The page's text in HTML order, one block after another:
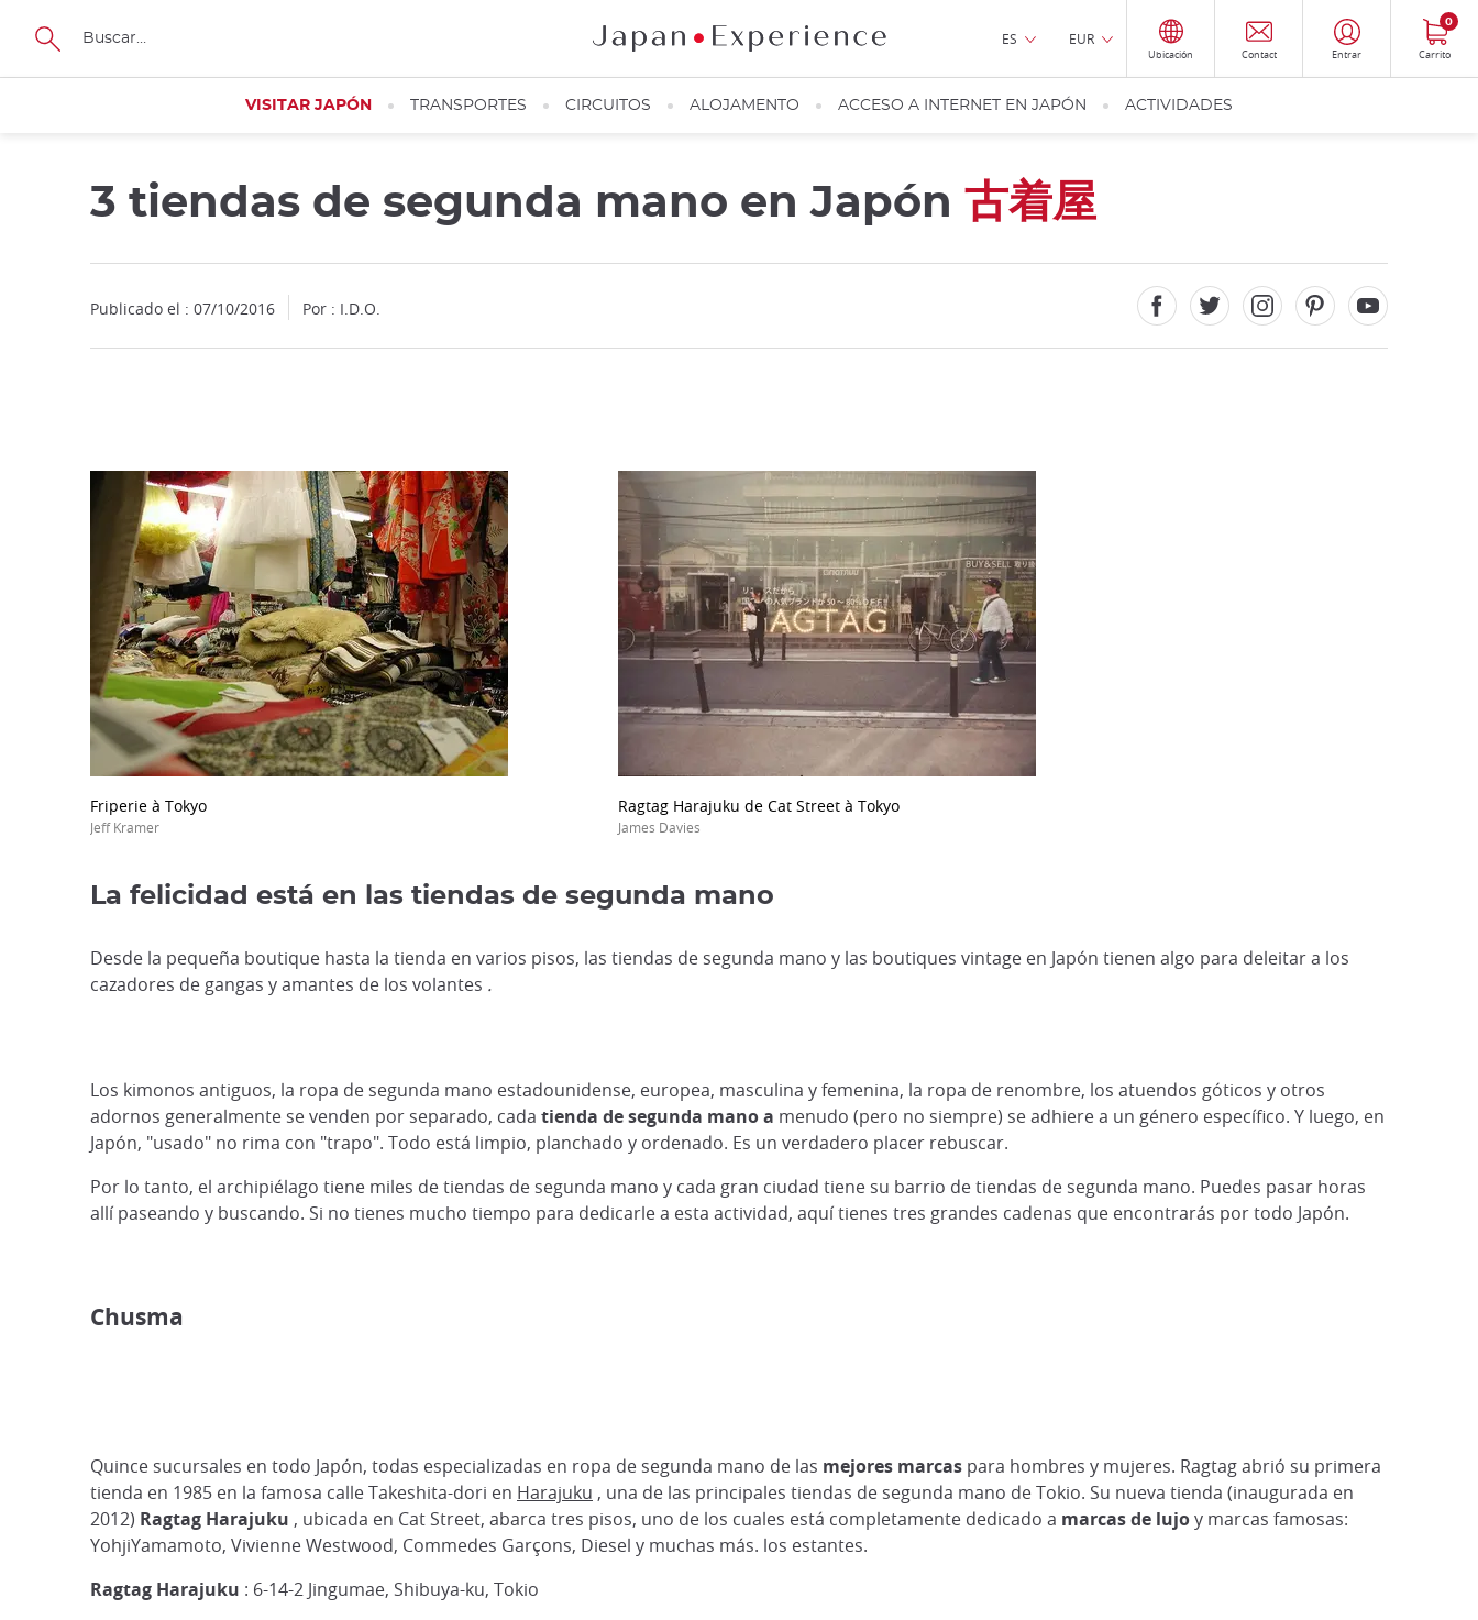
Tamaño
ES EUR
Ubicación Contact Entrar Carrito
0
VISITAR JAPÓN TRANSPORTES CIRCUITOS ALOJAMENTO ACCESO A INTERNET EN JAPÓN ACTIVIDADES
3 tiendas de segunda mano en Japón 古着屋
Publicado el : 07/10/2016 Por : I.D.O.
Friperie à Tokyo
Jeff Kramer
Ragtag Harajuku de Cat Street à Tokyo
James Davies
La felicidad está en las tiendas de segunda mano
Desde la pequeña boutique hasta la tienda en varios pisos, las tiendas de segunda mano y las boutiques vintage en Japón tienen algo para deleitar a los
cazadores de gangas y amantes de los volantes .
Los kimonos antiguos, la ropa de segunda mano estadounidense, europea, masculina y femenina, la ropa de renombre, los atuendos góticos y otros
adornos generalmente se venden por separado, cada tienda de segunda mano a menudo (pero no siempre) se adhiere a un género específico. Y luego, en
Japón, "usado" no rima con "trapo". Todo está limpio, planchado y ordenado. Es un verdadero placer rebuscar.
Por lo tanto, el archipiélago tiene miles de tiendas de segunda mano y cada gran ciudad tiene su barrio de tiendas de segunda mano. Puedes pasar horas
allí paseando y buscando. Si no tienes mucho tiempo para dedicarle a esta actividad, aquí tienes tres grandes cadenas que encontrarás por todo Japón.
Chusma
Quince sucursales en todo Japón, todas especializadas en ropa de segunda mano de las mejores marcas para hombres y mujeres. Ragtag abrió su primera
tienda en 1985 en la famosa calle Takeshita-dori en Harajuku , una de las principales tiendas de segunda mano de Tokio. Su nueva tienda (inaugurada en
2012) Ragtag Harajuku , ubicada en Cat Street, abarca tres pisos, uno de los cuales está completamente dedicado a marcas de lujoy marcas famosas:
YohjiYamamoto, Vivienne Westwood, Commedes Garçons, Diesel y muchas más. los estantes.
Ragtag Harajuku : 6-14-2 Jingumae, Shibuya-ku, Tokio